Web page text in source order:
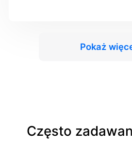
Pokaż
Często